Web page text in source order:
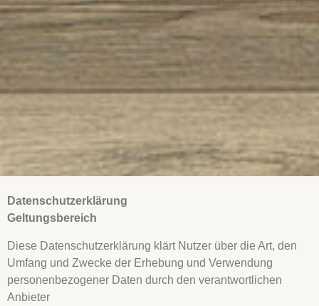
Datenschutzerklärung
Geltungsbereich
Diese Datenschutzerklärung klärt Nutzer über die Art, den
Umfang und Zwecke der Erhebung und Verwendung
personenbezogener Daten durch den verantwortlichen
Anbieter